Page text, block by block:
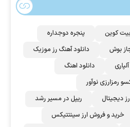
کوین
پنجره دوجداره
بوش
دانلود آهنگ رز‌ موزیک
آلپاری
دانلود اهنگ
رمزارزی نوآور
دیجیتال
ریپل در مسیر رشد
خرید و فروش ارز سینتتیکس